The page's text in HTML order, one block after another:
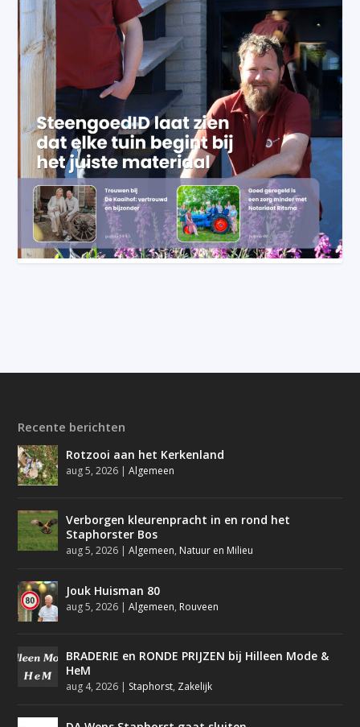
Recente berichten
Rotzooi aan het Kerkenland
aug 5, 2026 |Algemeen
Verborgen kleurenpracht in en rond het
Staphorster Bos
aug 5, 2026 |Algemeen, Natuur en Milieu
Jouk Huisman 80
aug 5, 2026 |Algemeen, Rouveen
BRADERIE en RONDE PRIJZEN bij Hilleen Mode &
HeM
aug 4, 2026 | Staphorst, Zakelijk